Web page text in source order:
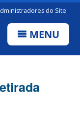
do Site
MENU